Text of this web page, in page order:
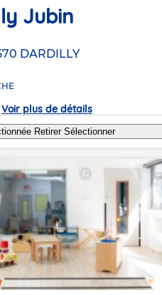
Jubin
DARDILLY
Voir plus de détails
RetirerSélectionner